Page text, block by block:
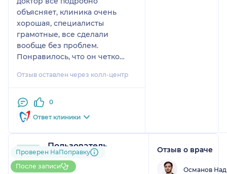
объясняет, клиника очень
хорошая, специалисты
грамотные, все сделали
вообще без проблем.
Понравилось, что он четко
что нужно делать сейчас, а что
Отзыв оставлен через колл-центр
0
Ответ клиники
Пользователь
НаПоправку
1 отзыв
Проверен НаПоправку
После записи
Отзыв о враче
Османов